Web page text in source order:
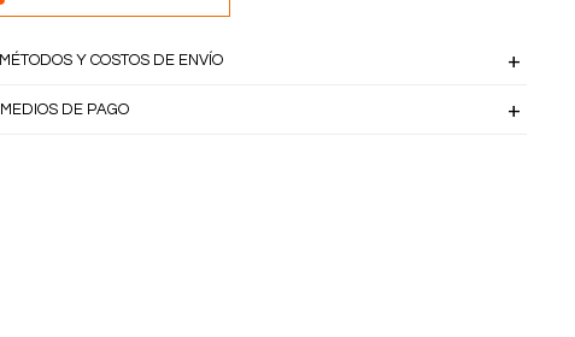
MÉTODOS Y COSTOS DE ENVÍO
MEDIOS DE PAGO